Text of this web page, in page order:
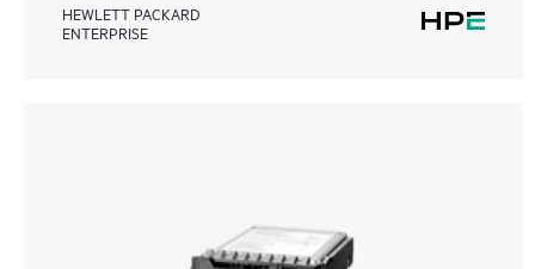
HEWLETT PACKARD
ENTERPRISE